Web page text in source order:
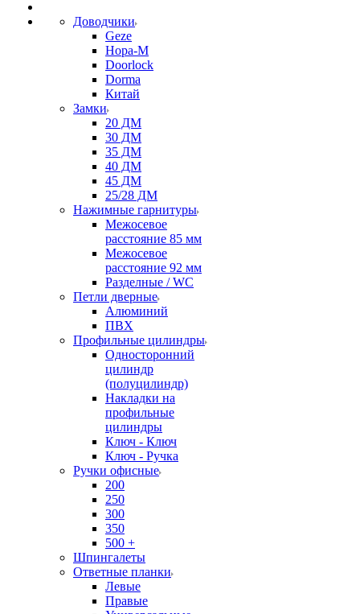
Доводчики
Geze
Нора-М
Doorlock
Dorma
Китай
Замки
20 ДМ
30 ДМ
35 ДМ
40 ДМ
45 ДМ
25/28 ДМ
Нажимные гарнитуры
Межосевое
расстояние 85 мм
Межосевое
расстояние 92 мм
Разделные / WC
Петли дверные
Алюминий
ПВХ
Профильные цилиндры
Односторонний
цилиндр
(полуцилиндр)
Накладки на
профильные
цилиндры
Ключ - Ключ
Ключ - Ручка
Ручки офисные
200
250
300
350
500 +
Шпингалеты
Ответные планки
Левые
Правые